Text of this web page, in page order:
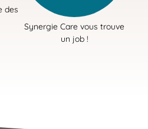
des
Synergie Care vous trouve
un job !